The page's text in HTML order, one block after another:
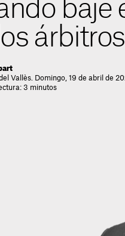
baje
árbitros
Vallès. Domingo, 19 de abril de
3 minutos